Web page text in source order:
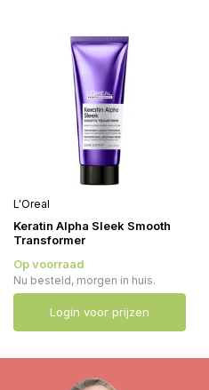
L'Oreal
Keratin Alpha Sleek Smooth
Transformer
Op voorraad
Nu besteld, morgen in huis.
Login voor prijzen